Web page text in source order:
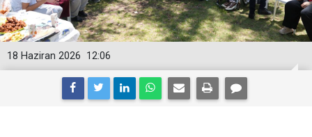
12:06
18 Haziran 2026